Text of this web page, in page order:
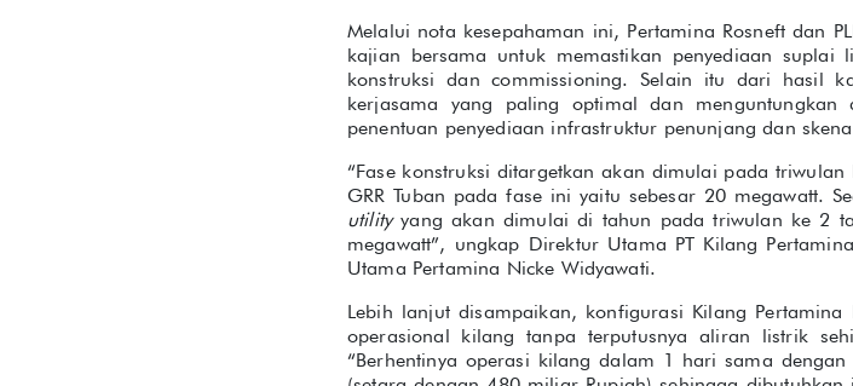
Melalui nota kesepahaman ini, Pertamina Rosneft dan
kajian bersama untuk memastikan penyediaan
konstruksi dan commissioning. Selain itu dari hasil
kerjasama yang paling optimal dan
penentuan penyediaan infrastruktur penunjang dan
“Fase konstruksi ditargetkan akan dimulai pada
GRR Tuban pada fase ini yaitu sebesar 20 megawatt.
utilityyang akan dimulai di tahun pada triwulan ke 2
megawatt”, ungkap Direktur Utama PT Kilang
Utama Pertamina Nicke Widyawati.
Lebih lanjut disampaikan, konfigurasi Kilang
operasional kilang tanpa terputusnya aliran listrik
“Berhentinya operasi kilang dalam 1 hari sama dengan